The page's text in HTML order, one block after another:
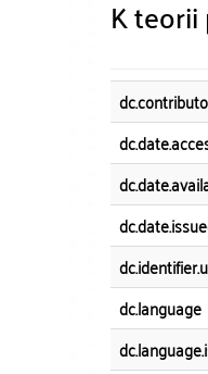
K
dc.language